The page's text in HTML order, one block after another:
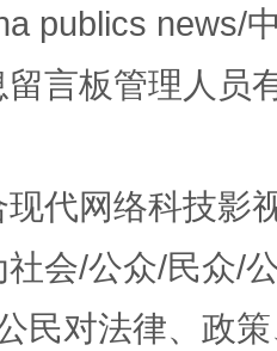
超标问题” 法
息 一
publics news/
言板管理人员
代网络科技影
会/公众/民众/
民对法律、政